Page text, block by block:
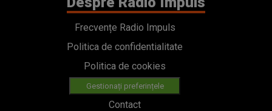
Frecvențe Radio Impuls
Politica de confidentialitate
Politica de cookies
Gestionați preferințele
Contact